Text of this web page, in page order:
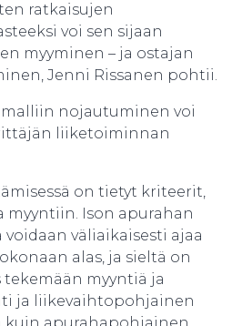
ratkaisujen
voi sen sijaan
myyminen – ja ostajan
Jenni Rissanen pohtii.
nojautuminen voi
liiketoiminnan
on tietyt kriteerit,
myyntiin. Ison apurahan
väliaikaisesti ajaa
alas, ja sieltä on
myyntiä ja
ja liikevaihtopohjainen